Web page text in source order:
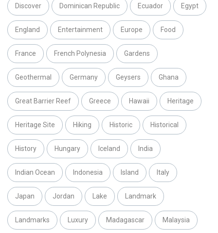
Discover Dominican Republic Ecuador Egypt
England Entertainment Europe Food
France French Polynesia Gardens
Geothermal Germany Geysers Ghana
Great Barrier Reef Greece Hawaii Heritage
Heritage Site Hiking Historic Historical
History Hungary Iceland India
Indian Ocean Indonesia Island Italy
Japan Jordan Lake Landmark
Landmarks Luxury Madagascar Malaysia